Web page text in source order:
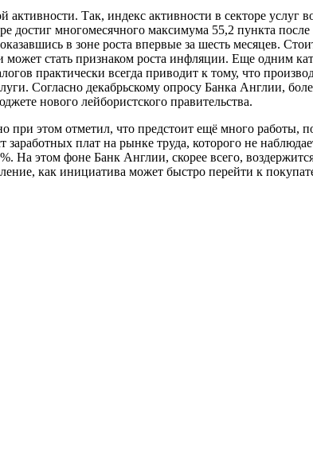
Так, индекс активности в секторе услуг
достиг многомесячного максимума 55,2 пункта
в зоне роста впервые за шесть месяцев.
стать признаком роста инфляции. Еще одним
практически всегда приводит к тому, что
Согласно декабрьскому опросу Банка Англии,
нового лейбористского правительства.
этом отметил, что предстоит ещё много работы,
плат на рынке труда, которого не
этом фоне Банк Англии, скорее всего,
как инициатива может быстро перейти к